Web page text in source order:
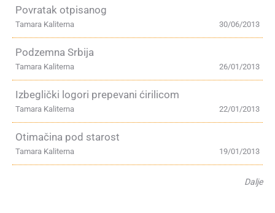
Povratak otpisanog
30/06/2013
Tamara Kaliterna
Podzemna Srbija
26/01/2013
Tamara Kaliterna
Izbeglički logori prepevani ćirilicom
22/01/2013
Tamara Kaliterna
Otimačina pod starost
19/01/2013
Tamara Kaliterna
Dalje